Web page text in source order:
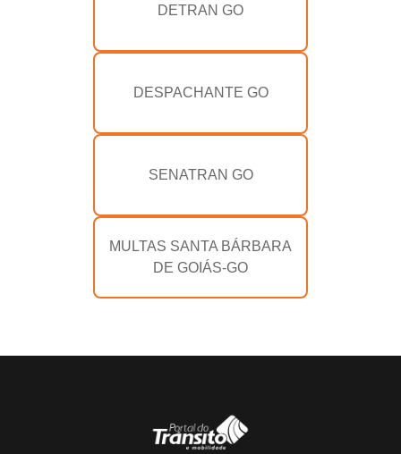
DETRAN GO
DESPACHANTE GO
SENATRAN GO
MULTAS SANTA BÁRBARA
DE GOIÁS-GO